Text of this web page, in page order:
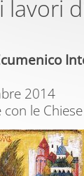
lavori
2014
le